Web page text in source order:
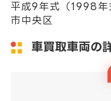
平成9年式（1998
市中央区
車買取車両の